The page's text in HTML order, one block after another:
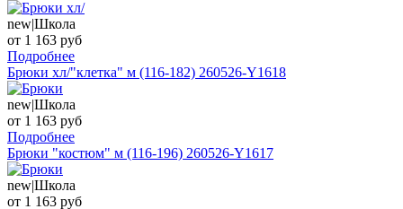
new|Школа
от 1 163 руб
Подробнее
Брюки хл/"клетка" м (116-182) 260526-Y1618
new|Школа
от 1 163 руб
Подробнее
Брюки "костюм" м (116-196) 260526-Y1617
new|Школа
от 1 163 руб